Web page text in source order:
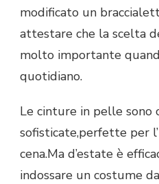
modificato un
attestare che la scelta
molto importante
quotidiano.
Le cinture in pelle sono
sofisticate,perfette per
cena.Ma d’estate è
indossare un costume